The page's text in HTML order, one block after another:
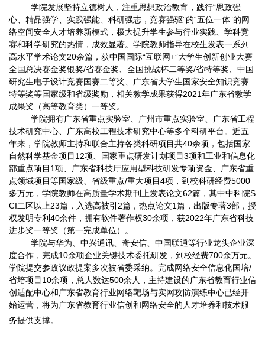
学院发展坚持立德树人，注重思想政治教育，践行“思政强
心、精品强学、实践强能、科研强志，竞赛强驱”的“五位一体”的网
络空间安全人才培养新模式，极大提升学生参与行业实践、学科竞
赛和科学研究的热情，成效显著。学院教师指导在校生发表一系列
高水平学术论文20余篇，获中国国际“互联网+”大学生创新创业大赛
全国总决赛金奖银奖/省赛金奖、全国挑战杯二等奖/省特等奖、中国
研究生电子设计竞赛国赛二等奖、广东省大学生国家安全知识竞赛
特等奖等国家级和省级奖励，相关教学成果获得2021年广东省教学
成果奖（高等教育类）一等奖。
学院拥有广东省重点实验室、广州市重点实验室、广东省工程
技术研究中心、广东高校工程技术研究中心等多个科研平台。近五
年来，学院教师主持和联合主持各类科研项目共40余项，包括国家
自然科学基金项目12项、国家重点研发计划项目3项和工业和信息化
部重点项目1项、广东省科技厅应用型科技研发专项资金、广东省重
点领域项目等国家级、省级重点/重大项目4项，到校科研经费5000
多万元，学院教师在高质量学术期刊上发表论文62篇，其中中科院S
CI二区以上23篇，入选高被引2篇，热点论文1篇，出版专著3部，授
权发明专利40余件，拥有软件著作权30余项，获2022年广东省科技
进步奖一等奖（第一完成单位）。
学院与华为、中兴通讯、奇安信、中国联通等行业龙头企业深
度合作，完成10余项企业关键技术委托研发，到校经费700余万元。
学院提交参政议政提案多次被省委采纳。完成网络安全信息化国培/
省培项目10余项，总人数达500余人，主持建设的广东省教育行业信
创适配中心和广东省教育行业网络靶场与实网攻防演练中心已经开
始运营，将为广东省教育行业信创和网络安全的人才培养和技术服
务提供支撑。